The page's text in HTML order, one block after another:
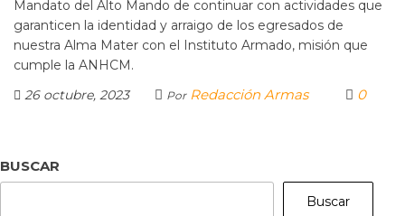
Mandato del Alto Mando de continuar con actividades que
garanticen la identidad y arraigo de los egresados de
nuestra Alma Mater con el Instituto Armado, misión que
cumple la ANHCM.
26 octubre, 2023
Por Redacción Armas 0
BUSCAR
Buscar